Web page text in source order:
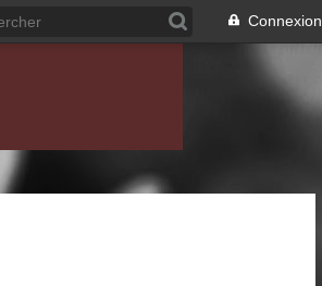
Connexion